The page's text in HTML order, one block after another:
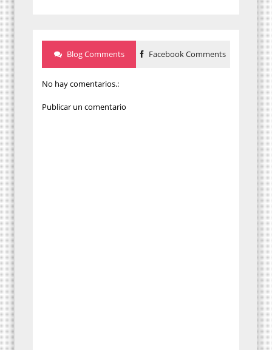
Blog Comments Facebook Comments
No hay comentarios.:
Publicar un comentario